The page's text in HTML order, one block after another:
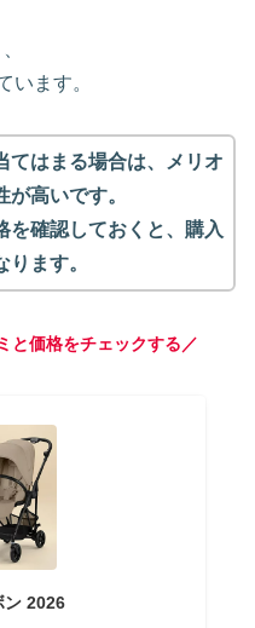
います。
てはまる場合は、メリオ
高いです。
を確認しておくと、購入
ます。
と価格をチェックする ／
ン 2026